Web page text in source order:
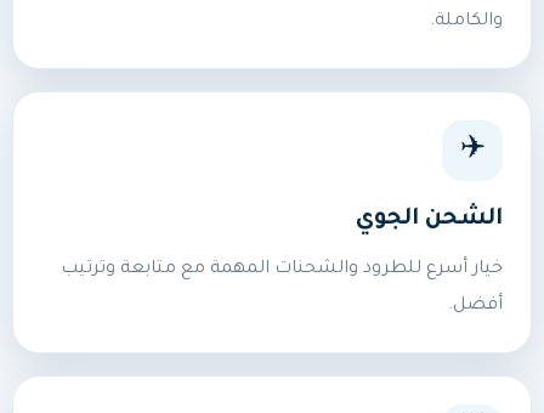
والكاملة.
✈️
الشحن الجوي
خيار أسرع للطرود والشحنات المهمة مع متابعة وترتيب
أفضل.